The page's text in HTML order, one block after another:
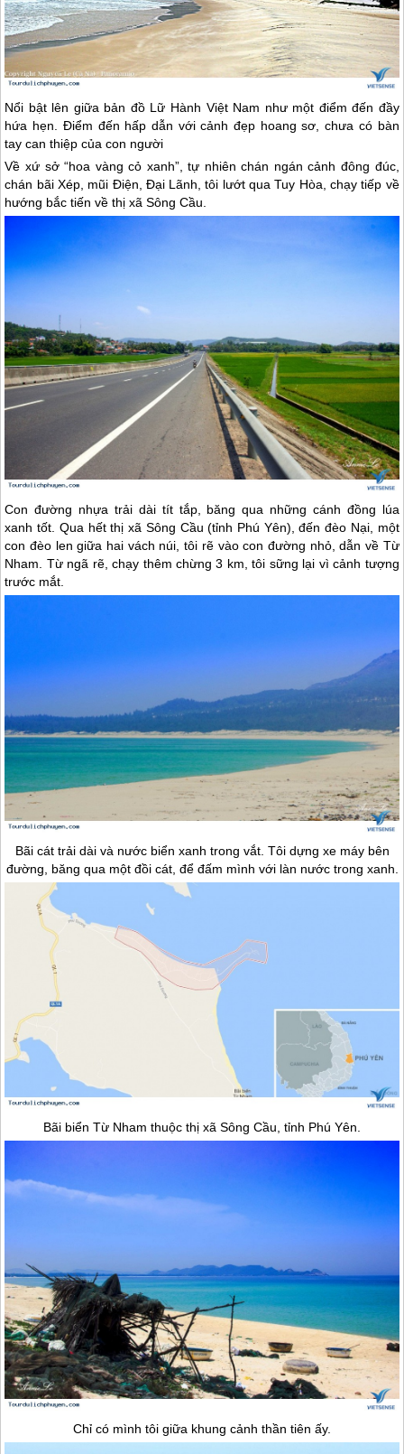
Nổi bật lên giữa bản đồ Lữ Hành Việt Nam như một điểm đến đầy
hứa hẹn. Điểm đến hấp dẫn với cảnh đẹp hoang sơ, chưa có bàn
tay can thiệp của con người
Về xứ sở “hoa vàng cỏ xanh”, tự nhiên chán ngán cảnh đông đúc,
chán bãi Xép, mũi Điện, Đại Lãnh, tôi lướt qua Tuy Hòa, chạy tiếp về
hướng bắc tiến về thị xã Sông Cầu.
Con đường nhựa trải dài tít tắp, băng qua những cánh đồng lúa
xanh tốt. Qua hết thị xã Sông Cầu (tỉnh Phú Yên), đến đèo Nại, một
con đèo len giữa hai vách núi, tôi rẽ vào con đường nhỏ, dẫn về Từ
Nham. Từ ngã rẽ, chạy thêm chừng 3 km, tôi sững lại vì cảnh tượng
trước mắt.
Bãi cát trải dài và nước biển xanh trong vắt. Tôi dựng xe máy bên
đường, băng qua một đồi cát, để đấm mình với làn nước trong xanh.
Bãi biển Từ Nham thuộc thị xã Sông Cầu, tỉnh Phú Yên
Chỉ có mình tôi giữa khung cảnh thần tiên ấy.